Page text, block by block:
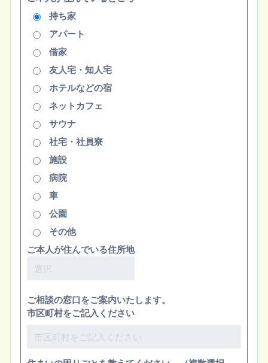
持ち家
アパート
借家
友人宅・知人宅
ホテルなどの宿
ネットカフェ
サウナ
社宅・社員寮
施設
病院
車
公園
その他
ご本人が住んでいる住所地
ご相談の窓口をご案内いたします。
市区町村をご記入ください